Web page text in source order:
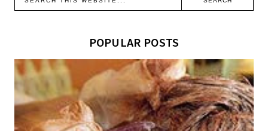
POPULAR POSTS